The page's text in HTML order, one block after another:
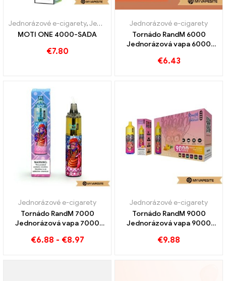
Jednorázové e-cigarety,Jednorázové e-cigarety Rakousko ,
MOTI ONE 4000-SADA
€7.80
Jednorázové e-cigarety
Tornádo RandM 6000
Jednorázová vapa 6000
€6.43
Jednorázové e-cigarety
Tornádo RandM 7000
Jednorázová vapa 7000
€6.88 - €8.97
Jednorázové e-cigarety
Tornádo RandM 9000
Jednorázová vapa 9000
€9.88